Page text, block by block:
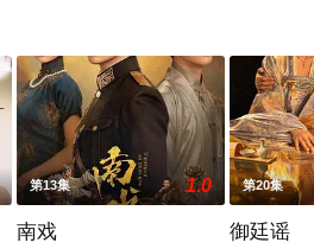
第13集 1.0
南戏
第20集
御廷谣